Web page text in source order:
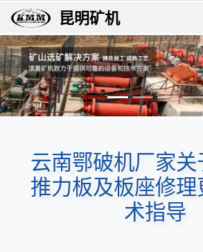
昆明矿机
上一张
云南鄂破机厂家
推力板及板座修理
术指导